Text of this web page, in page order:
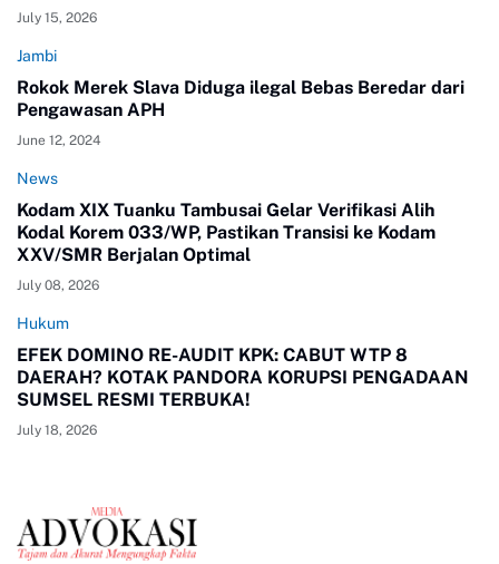
July 15, 2026
Jambi
Rokok Merek Slava Diduga ilegal Bebas Beredar dari
Pengawasan APH
June 12, 2024
News
Kodam XIX Tuanku Tambusai Gelar Verifikasi Alih
Kodal Korem 033/WP, Pastikan Transisi ke Kodam
XXV/SMR Berjalan Optimal
July 08, 2026
Hukum
EFEK DOMINO RE-AUDIT KPK: CABUT WTP 8
DAERAH? KOTAK PANDORA KORUPSI PENGADAAN
SUMSEL RESMI TERBUKA!
July 18, 2026